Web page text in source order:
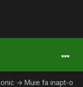
-> Muie fa inapt-o